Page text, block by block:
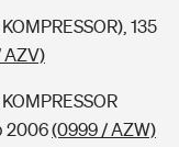
135
AZV)
2006(0999 / AZW)